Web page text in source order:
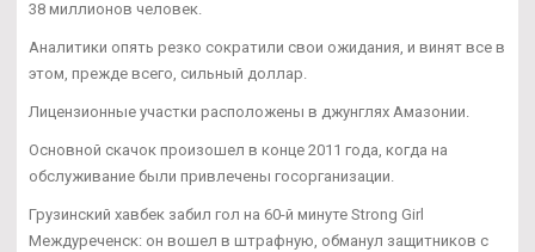
38 миллионов человек.
Аналитики опять резко сократили свои ожидания, и винят все в
этом, прежде всего, сильный доллар.
Лицензионные участки расположены в джунглях Амазонии.
Основной скачок произошел в конце 2011 года, когда на
обслуживание были привлечены госорганизации.
Грузинский хавбек забил гол на 60-й минуте Strong Girl
Междуреченск: он вошел в штрафную, обманул защитников с